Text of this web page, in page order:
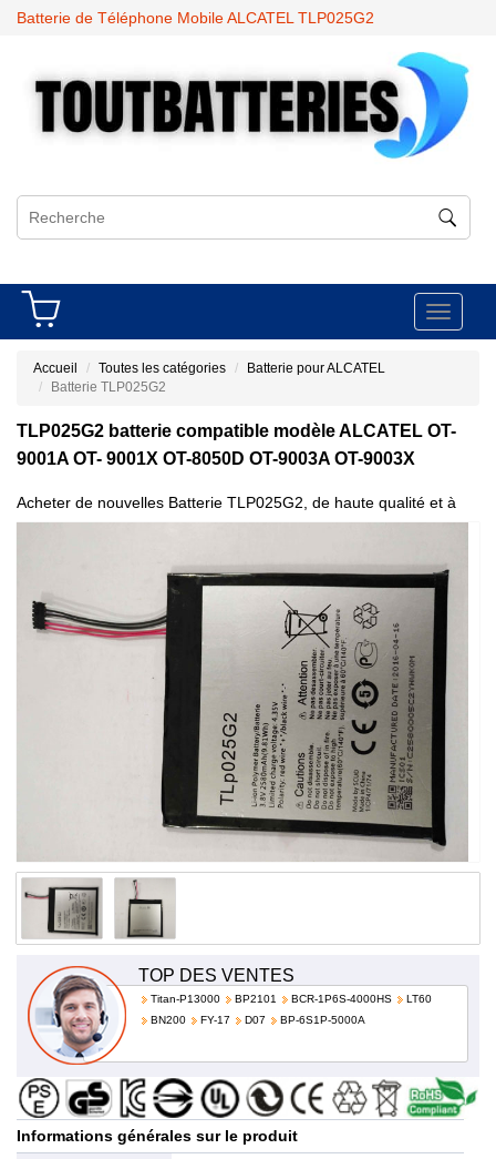
Batterie de Téléphone Mobile ALCATEL TLP025G2
Toggle
Accueil Toutes les catégories
Batterie pour ALCATEL
Batterie TLP025G2
TLP025G2 batterie compatible modèle ALCATEL OT-
9001A OT- 9001X OT-8050D OT-9003A OT-9003X
Acheter de nouvelles Batterie TLP025G2, de haute qualité et à
TOP DES VENTES
Titan-P13000 BP2101 BCR-1P6S-4000HS
LT60
BN200
FY-17 D07 BP-6S1P-5000A
Informations générales sur le produit